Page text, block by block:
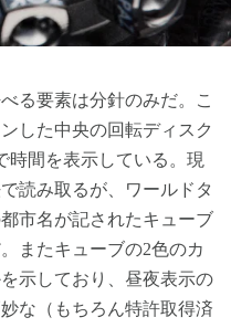
る要素は分針のみだ。こ
した中央の回転ディスク
時間を表示している。現
読み取るが、ワールドタ
市名が記されたキューブ
またキューブの2色のカ
示しており、昼夜表示の
な（もちろん特許取得済